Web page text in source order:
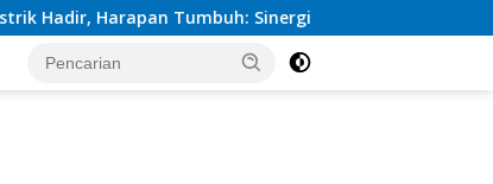
Sinergi Kementerian dan PLN Percepat